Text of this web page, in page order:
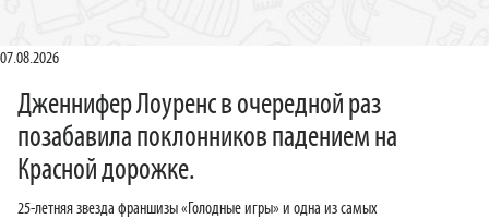
07.08.2026
Дженнифер Лоуренс в очередной раз
позабавила поклонников падением на
Красной дорожке.
25-летняя звезда франшизы «Голодные игры» и одна из самых